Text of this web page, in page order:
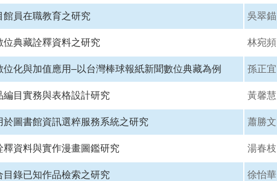
館員在職教育之研究 吳翠錨
位典藏詮釋資料之研究 林宛頻
位化與加值應用–以台灣棒球報紙新聞數位典藏為例 孫正宜
編目實務與表格設計研究 黃馨慧
於圖書館資訊選粹服務系統之研究 蕭勝文
釋資料與實作漫畫圖鑑研究 湯春枝
目錄已知作品檢索之研究 徐怡華